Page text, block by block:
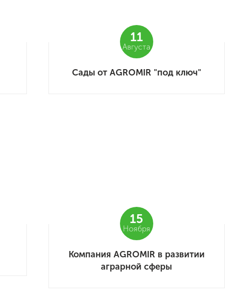
11
Августа
Сады от AGROMIR "под ключ"
15
Ноября
Компания AGROMIR в развитии
аграрной сферы